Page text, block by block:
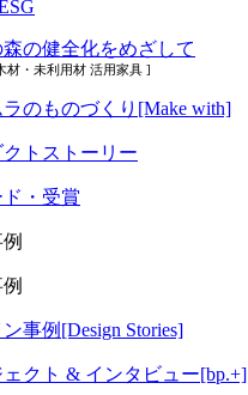
森の健全化をめざして
材・未利用材 活用家具 ]
のものづくり[Make with]
トストーリー
・受賞
事例[Design Stories]
ェクト & インタビュー[bp.+]